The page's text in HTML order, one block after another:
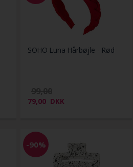
SOHO Luna Hårbøjle - Rød
79,00 DKK
-90%